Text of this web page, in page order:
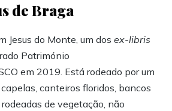
de Braga
Jesus do Monte, um dosex-libris
Património
em 2019. Está rodeado por um
canteiros floridos, bancos
de vegetação, não